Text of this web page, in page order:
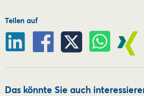
Teilen auf
Das könnte Sie auch